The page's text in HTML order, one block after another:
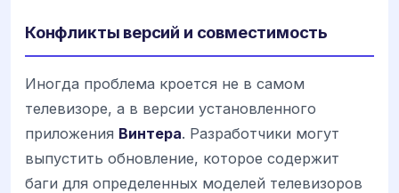
Конфликты версий и совместимость
Иногда проблема кроется не в самом
телевизоре, а в версии установленного
приложения Винтера. Разработчики могут
выпустить обновление, которое содержит
баги для определенных моделей телевизоров